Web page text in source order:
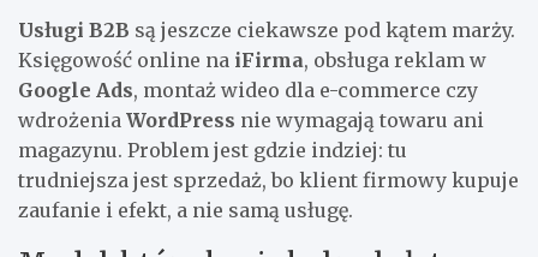
Usługi B2B są jeszcze ciekawsze pod kątem marży.
Księgowość online na iFirma, obsługa reklam w
Google Ads, montaż wideo dla e-commerce czy
wdrożenia WordPress nie wymagają towaru ani
magazynu. Problem jest gdzie indziej: tu
trudniejsza jest sprzedaż, bo klient firmowy kupuje
zaufanie i efekt, a nie samą usługę.